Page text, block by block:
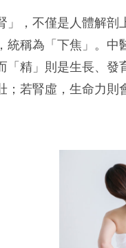
」，不僅是人體解
統稱為「下焦」。
「精」則是生長、
；若腎虛，生命力